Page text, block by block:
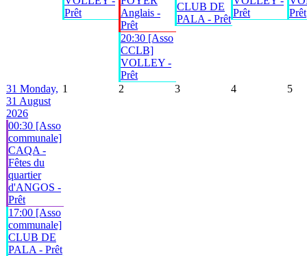
Prêt
Anglais -
Prêt
20:30 [Asso
CCLB]
VOLLEY -
Prêt
CLUB DE
PALA - Prêt
Prêt
Prêt
31 Monday,
31 August
2026
00:30 [Asso
communale]
CAQA -
Fêtes du
quartier
d'ANGOS -
Prêt
17:00 [Asso
communale]
CLUB DE
PALA - Prêt
1 2 3 4 5